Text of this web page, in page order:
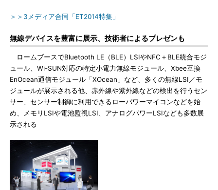
＞＞3メディア合同「ET2014特集」
無線デバイスを豊富に展示、技術者によるプレゼンも
ロームブースでBluetooth LE（BLE）LSIやNFC＋BLE統合モジ
ュール、Wi-SUN対応の特定小電力無線モジュール、Xbee互換
EnOcean通信モジュール「XOcean」など、多くの無線LSI／モ
ジュールが展示される他、赤外線や紫外線などの検出を行うセン
サー、センサー制御に利用できるローパワーマイコンなどを始
め、メモリLSIや電池監視LSI、アナログパワーLSIなども多数展
示される